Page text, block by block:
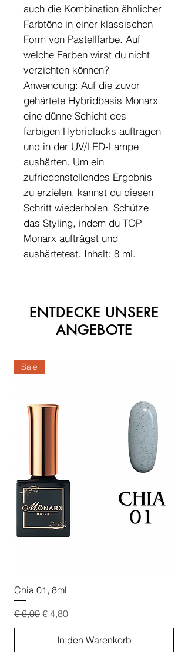
auch die Kombination ähnlicher
Farbtöne in einer klassischen
Form von Pastellfarbe. Auf
welche Farben wirst du nicht
verzichten können?
Anwendung: Auf die zuvor
gehärtete Hybridbasis Monarx
eine dünne Schicht des
farbigen Hybridlacks auftragen
und in der UV/LED-Lampe
aushärten. Um ein
zufriedenstellendes Ergebnis
zu erzielen, kannst du diesen
Schritt wiederholen. Schütze
das Styling, indem du TOP
Monarx aufträgst und
aushärtetest. Inhalt: 8 ml.
ENTDECKE UNSERE
ANGEBOTE
Sale
Chia 01, 8ml
Standardpreis
€ 6,00 Sale-Preis
€ 4,80
In den Warenkorb